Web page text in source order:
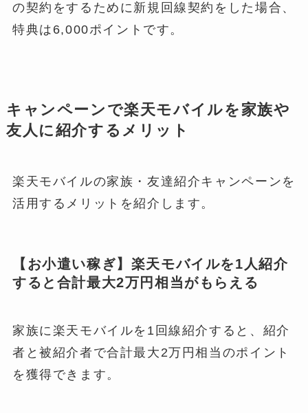
の契約をするために新規回線契約をした場合、
特典は6,000ポイントです。
キャンペーンで楽天モバイルを家族や
友人に紹介するメリット
楽天モバイルの家族・友達紹介キャンペーンを
活用するメリットを紹介します。
【お小遣い稼ぎ】楽天モバイルを1人紹介
すると合計最大2万円相当がもらえる
家族に楽天モバイルを1回線紹介すると、紹介
者と被紹介者で合計最大2万円相当のポイント
を獲得できます。